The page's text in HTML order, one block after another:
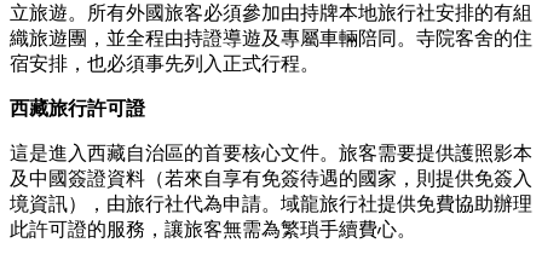
立旅遊。所有外國旅客必須參加由持牌本地旅行社安排的有組
織旅遊團，並全程由持證導遊及專屬車輛陪同。寺院客舍的住
宿安排，也必須事先列入正式行程。
西藏旅行許可證
這是進入西藏自治區的首要核心文件。旅客需要提供護照影本
及中國簽證資料（若來自享有免簽待遇的國家，則提供免簽入
境資訊），由旅行社代為申請。域龍旅行社提供免費協助辦理
此許可證的服務，讓旅客無需為繁瑣手續費心。